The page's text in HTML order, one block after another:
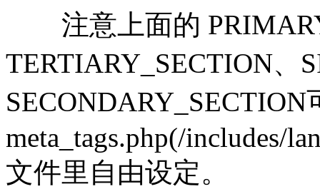
注意上面的
TERTIARY_SECTION、
SECONDARY_SECTION
meta_tags.php(/includes/
文件里自由设定。